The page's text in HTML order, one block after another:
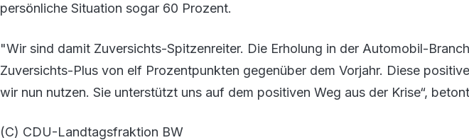
persönliche Situation sogar 60 Prozent.
"Wir sind damit Zuversichts-Spitzenreiter. Die Erholung in der Automobil-
Zuversichts-Plus von elf Prozentpunkten gegenüber dem Vorjahr. Diese
wir nun nutzen. Sie unterstützt uns auf dem positiven Weg aus der Krise“,
(C) CDU-Landtagsfraktion BW